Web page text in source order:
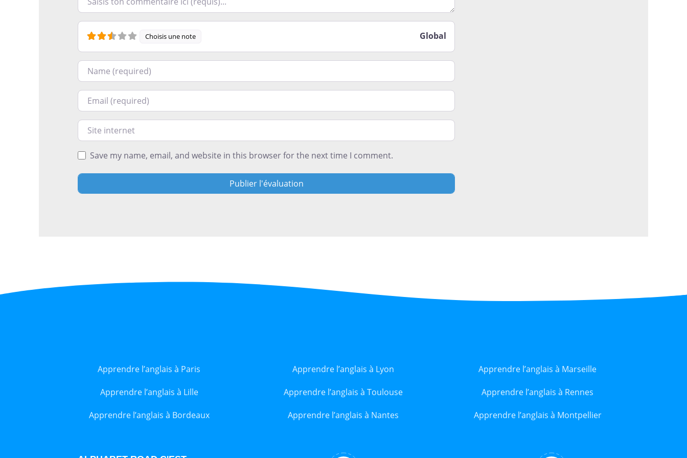
Choisis une note Global
Nom
Courriel
Site internet
Save my name, email, and website in this browser for the next time I comment.
Apprendre l’anglais à Paris Apprendre l’anglais à Lyon Apprendre l’anglais à Marseille
Apprendre l’anglais à Lille Apprendre l’anglais à Toulouse Apprendre l’anglais à Rennes
Apprendre l’anglais à Bordeaux Apprendre l’anglais à Nantes Apprendre l’anglais à Montpellier